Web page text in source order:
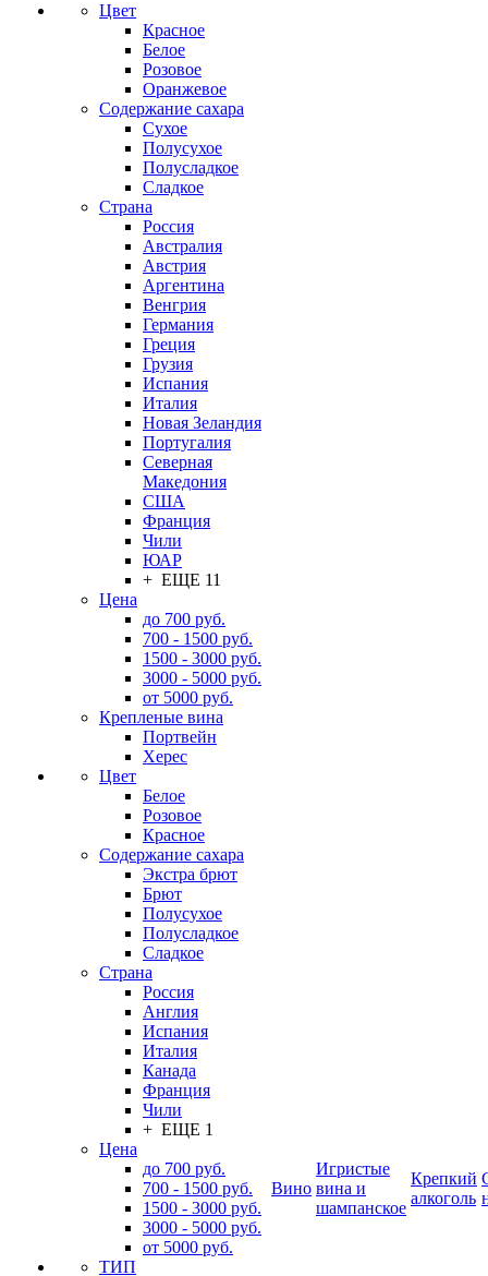
Цвет
Красное
Белое
Розовое
Оранжевое
Содержание сахара
Сухое
Полусухое
Полусладкое
Сладкое
Страна
Россия
Австралия
Австрия
Аргентина
Венгрия
Германия
Греция
Грузия
Испания
Италия
Новая Зеландия
Португалия
Северная
Македония
США
Франция
Чили
ЮАР
+ ЕЩЕ 11
Цена
до 700 руб.
700 - 1500 руб.
1500 - 3000 руб.
3000 - 5000 руб.
от 5000 руб.
Крепленые вина
Портвейн
Херес
Цвет
Белое
Розовое
Красное
Содержание сахара
Экстра брют
Брют
Полусухое
Полусладкое
Сладкое
Страна
Россия
Англия
Испания
Италия
Канада
Франция
Чили
+ ЕЩЕ 1
Цена
до 700 руб.
700 - 1500 руб.
1500 - 3000 руб.
3000 - 5000 руб.
от 5000 руб.
ТИП
Вино
Игристые
вина и
шампанское
Крепкий
алкоголь